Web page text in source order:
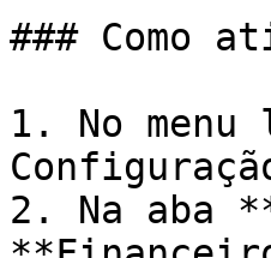
### Como
1. No
2. Na aba